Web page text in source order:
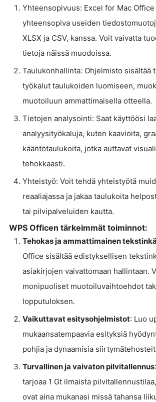
Yhteensopivuus: Excel for Mac
yhteensopiva useiden
XLSX ja CSV, kanssa. Voit vaivatta
tietoja näissä muodoissa.
Taulukonhallinta: Ohjelmisto sisältää
työkalut taulukoiden luomiseen,
muotoiluun ammattimaisella otteella.
Tietojen analysointi: Saat käyttöösi
analyysityökaluja, kuten kaavioita,
kääntötaulukoita, jotka auttavat
tehokkaasti.
Yhteistyö: Voit tehdä yhteistyötä
reaaliajassa ja jakaa taulukoita
tai pilvipalveluiden kautta.
WPS Officen tärkeimmät toiminnot:
Tehokas ja ammattimainen
Office sisältää edistyksellisen
asiakirjojen vaivattomaan hallintaan.
monipuoliset muotoiluvaihtoehdot
lopputuloksen.
Vaikuttavat esitysohjelmistot: Luo
mukaansatempaavia esityksiä
pohjia ja dynaamisia
Turvallinen ja vaivaton pilvitallennus
tarjoaa 1 Gt ilmaista
ovat aina mukanasi missä tahansa